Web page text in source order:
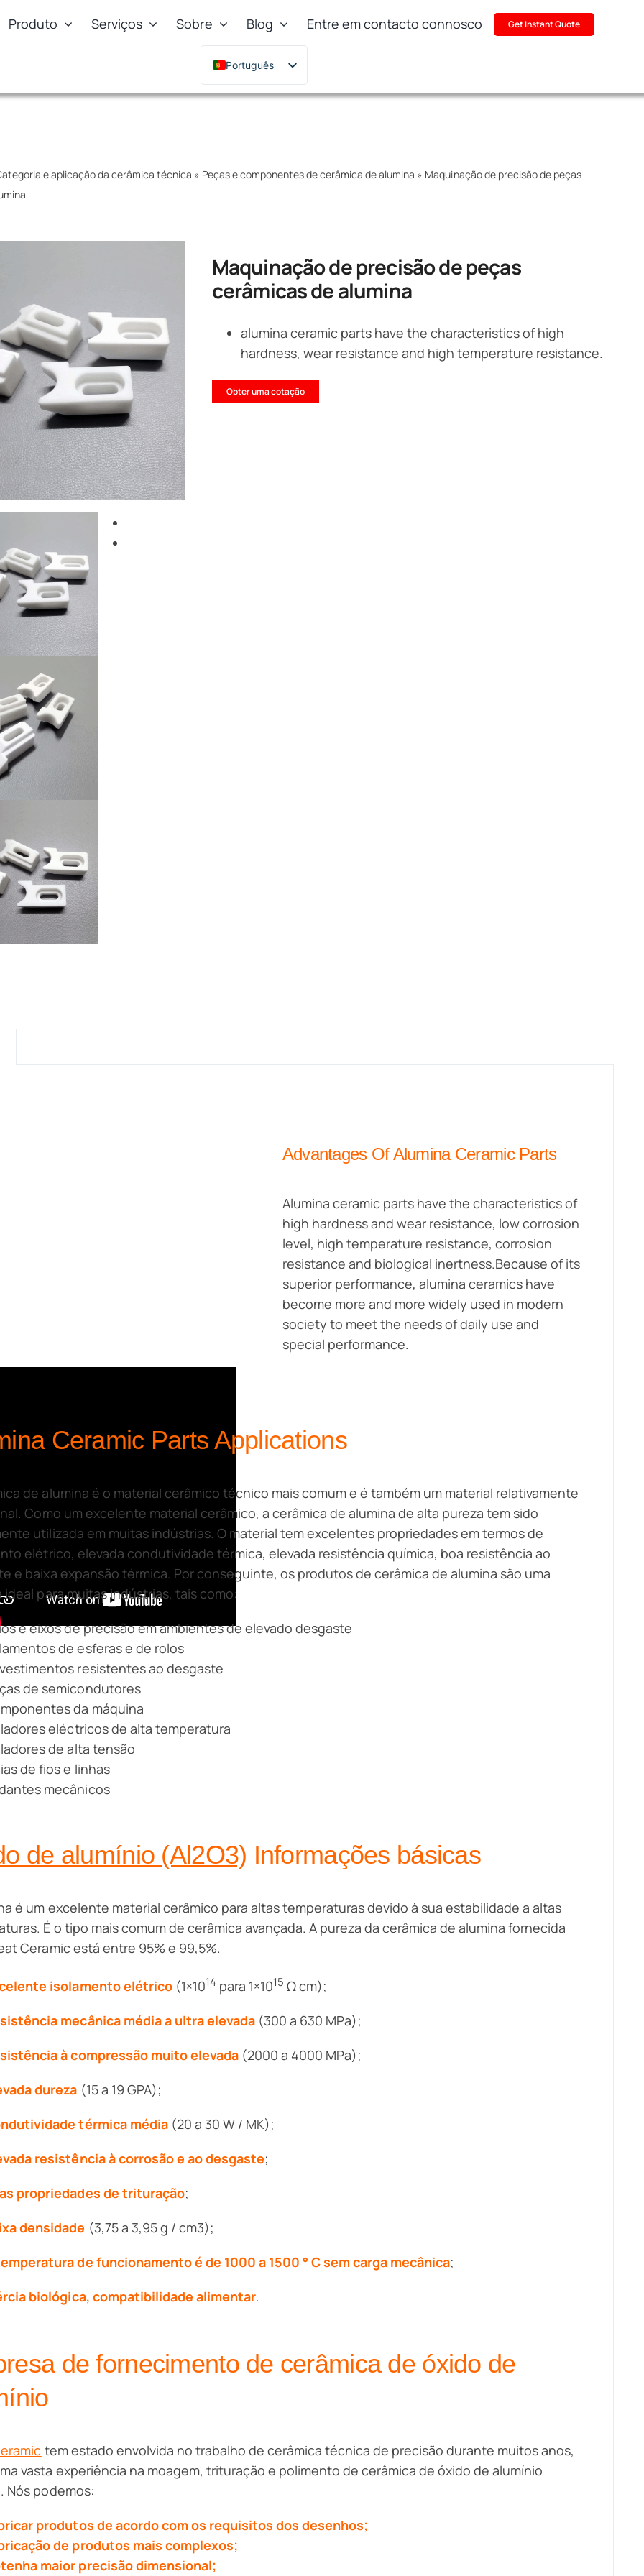
Produto Serviços Sobre Blog Entre em contacto connosco Get Instant Quote
Português
English
Italiano
e aplicação da cerâmica técnica » Peças e componentes de cerâmica de alumina » Maquinação de precisão de peças
Maquinação de precisão de peças
cerâmicas de alumina
alumina ceramic parts have the characteristics of high
hardness, wear resistance and high temperature resistance.
Obter uma cotação
Advantages Of Alumina Ceramic Parts
Alumina ceramic parts have the characteristics of
high hardness and wear resistance, low corrosion
level, high temperature resistance, corrosion
resistance and biological inertness.Because of its
superior performance, alumina ceramics have
become more and more widely used in modern
society to meet the needs of daily use and
special performance.
Ceramic Parts Applications
de alumina é o material cerâmico técnico mais comum e é também um material relativamente
Como um excelente material cerâmico, a cerâmica de alumina de alta pureza tem sido
utilizada em muitas indústrias. O material tem excelentes propriedades em termos de
elétrico, elevada condutividade térmica, elevada resistência química, boa resistência ao
e baixa expansão térmica. Por conseguinte, os produtos de cerâmica de alumina são uma
ideal para muitas indústrias, tais como:
e eixos de precisão em ambientes de elevado desgaste
de esferas e de rolos
resistentes ao desgaste
de semicondutores
da máquina
eléctricos de alta temperatura
de alta tensão
de fios e linhas
mecânicos
de alumínio (Al2O3) Informações básicas
é um excelente material cerâmico para altas temperaturas devido à sua estabilidade a altas
É o tipo mais comum de cerâmica avançada. A pureza da cerâmica de alumina fornecida
Ceramic está entre 95% e 99,5%.
isolamento elétrico(1×1014 para 1×1015 Ω cm);
mecânica média a ultra elevada(300 a 630 MPa);
à compressão muito elevada(2000 a 4000 MPa);
dureza (15 a 19 GPA);
térmica média(20 a 30 W / MK);
resistência à corrosão e ao desgaste;
propriedades de trituração;
densidade (3,75 a 3,95 g / cm3);
de funcionamento é de 1000 a 1500 ° C sem carga mecânica;
biológica, compatibilidade alimentar.
de fornecimento de cerâmica de óxido de
tem estado envolvida no trabalho de cerâmica técnica de precisão durante muitos anos,
vasta experiência na moagem, trituração e polimento de cerâmica de óxido de alumínio
Nós podemos:
produtos de acordo com os requisitos dos desenhos;
de produtos mais complexos;
maior precisão dimensional;